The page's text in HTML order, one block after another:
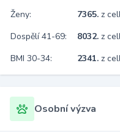
Ženy:
7365. z
Dospělí 41-69:
8032. z
BMI 30-34:
2341. z
Osobní výzva